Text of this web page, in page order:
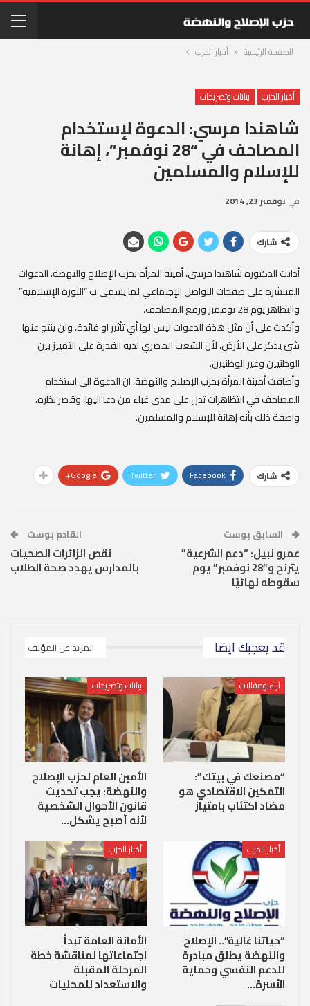
الصفحة الرئيسية أخبار الحزب
أخبار الحزب بيانات وتصريحات
شاهندا مرسي: الدعوة لإستخدام
المصاحف في “28 نوفمبر”، إهانة
للإسلام والمسلمين
في نوفمبر 23, 2014
شارك
أدانت الدكتورة شاهندا مرسي، أمينة المرأة بحزب الإصلاح والنهضة، الدعوات
المنتشرة على صفحات التواصل الإجتماعي لما يسمى ب “الثورة الإسلامية”
والتظاهر يوم 28 نوفمبر ورفع المصاحف.
وأكدت على أن مثل هذة الدعوات ليس لها أي تأثير او فائدة، ولن ينتج عنها
شئ يذكر على الأرض، لأن الشعب المصري لديه القدرة على التمييز بين
الوطنيين وغير الوطنيين.
وأضافت أمينة المرأة بحزب الإصلاح والنهضة، ان الدعوة الى استخدام
المصاحف في التظاهرات تدل على مدى غباء من دعا اليها، وقصر نظره،
واصفة ذلك بأنه إهانة للإسلام والمسلمين.
شارك Facebook
Twitter
Google+
السابق بوست
عمرو نبيل: “دعم الشرعية”
يترنح و”28 نوفمبر” يوم
سقوطه نهائيًا
القادم بوست
نقص الزائرات الصحيات
بالمدارس يهدد صحة الطلاب
قد يعجبك ايضا المزيد عن المؤلف
آراء ومقالات
“مصنعك في بيتك”:
التمكين الاقتصادي هو
مضاد اكتئاب بامتياز
بيانات وتصريحات
الأمين العام لحزب الإصلاح
والنهضة: يجب تحديث
قانون الأحوال الشخصية
لأنه أصبح يشكل…
أخبار الحزب
“حياتنا غالية”.. الإصلاح
والنهضة يطلق مبادرة
للدعم النفسي وحماية
الأسرة…
أخبار الحزب
الأمانة العامة تبدأ
اجتماعاتها لمناقشة خطة
المرحلة المقبلة
والاستعداد للمحليات